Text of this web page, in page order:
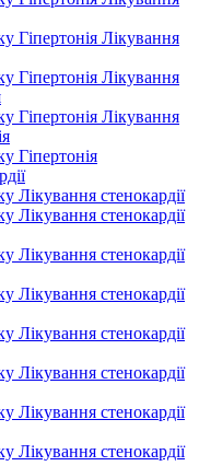
Гіпертонія Лікування
Гіпертонія Лікування
Гіпертонія Лікування
Гіпертонія
Лікування стенокардії
Лікування стенокардії
Лікування стенокардії
Лікування стенокардії
Лікування стенокардії
Лікування стенокардії
Лікування стенокардії
Лікування стенокардії